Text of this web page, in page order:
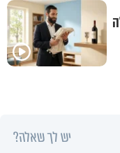
יש לך שאלה?